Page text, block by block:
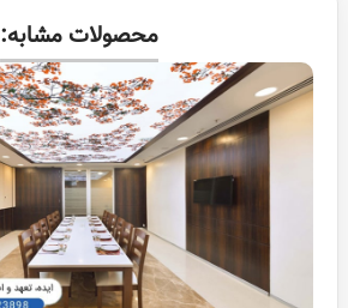
محصولات مشابه: